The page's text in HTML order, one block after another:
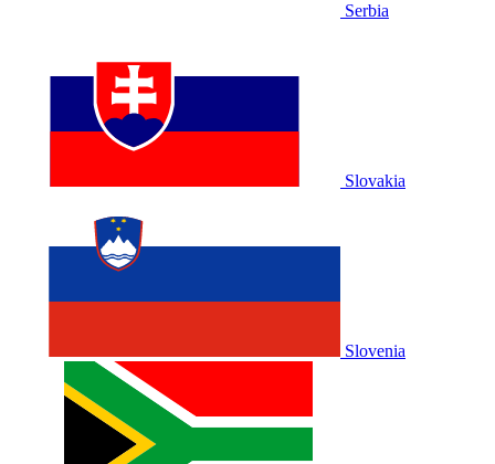
Serbia
Slovakia
Slovenia